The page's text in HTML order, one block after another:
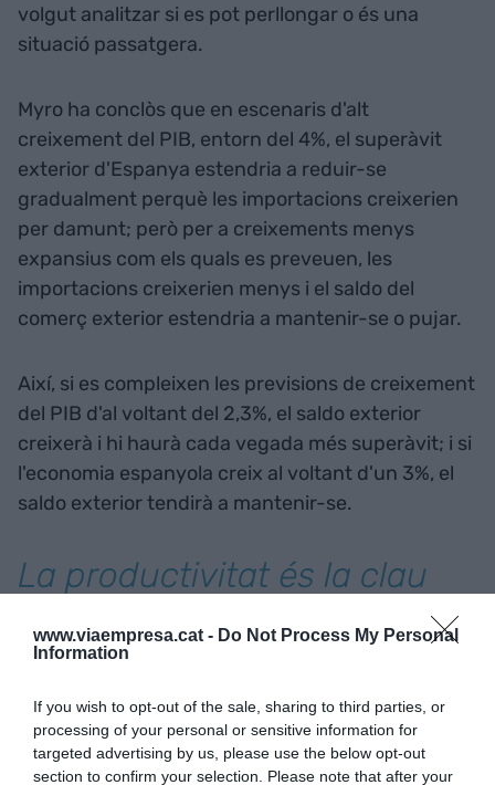
www.viaempresa.cat - Do Not Process My Personal
Information
If you wish to opt-out of the sale, sharing to third parties, or
processing of your personal or sensitive information for
targeted advertising by us, please use the below opt-out
section to confirm your selection. Please note that after your
volgut analitzar si es pot perllongar o és una
situació passatgera.
Myro ha conclòs que en escenaris d'alt
creixement del PIB, entorn del 4%, el superàvit
exterior d'Espanya estendria a reduir-se
gradualment perquè les importacions creixerien
per damunt; però per a creixements menys
expansius com els quals es preveuen, les
importacions creixerien menys i el saldo del
comerç exterior estendria a mantenir-se o pujar.
Així, si es compleixen les previsions de creixement
del PIB d'al voltant del 2,3%, el saldo exterior
creixerà i hi haurà cada vegada més superàvit; i si
l'economia espanyola creix al voltant d'un 3%, el
saldo exterior tendirà a mantenir-se.
La productivitat és la clau
per exportar i permet salaris
més alts
Podem assegurar que les exportacions difícilment
van a créixer menys del 4% en volum", segons